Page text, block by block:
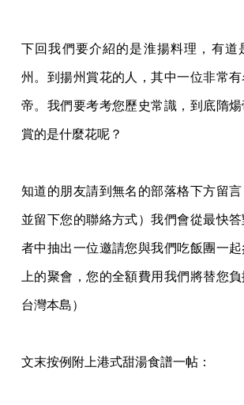
下回我們要介紹的是淮揚料理，有道
州。到揚州賞花的人，其中一位非常
帝。我們要考考您歷史常識， 到底隋煬
賞的是什麼花呢 ？
知道的朋友請到無名的部落格下方留言
並留下您的聯絡方式）我們會從最快
者中抽出一位邀請您與我們吃飯團一
上的聚會，您的全額費用我們將替您
台灣本島）
文末按例附上港式甜湯食譜一帖：